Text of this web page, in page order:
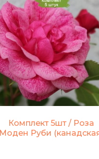
Комплект 5шт / Роза
Моден Руби